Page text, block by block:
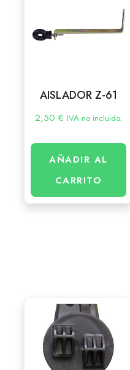
AISLADOR Z-61
2,50 € IVA no incluido.
AÑADIR AL
CARRITO